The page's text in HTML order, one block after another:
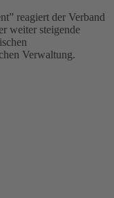
reagiert der Verband
weiter steigende
Verwaltung.